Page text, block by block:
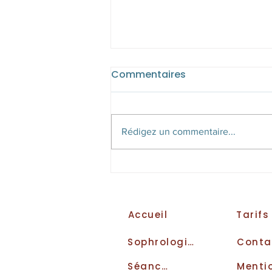
Commentaires
Rédigez un commentaire...
Accueil Tarifs
Sophrologie
Séances